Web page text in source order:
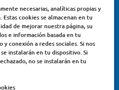
necesarias, analíticas propias y
cookies se almacenan en tu
de mejorar nuestra página, su
e información basada en tu
conexión a redes sociales. Si nos
instalarán en tu dispositivo. Si
no se instalarán en tu